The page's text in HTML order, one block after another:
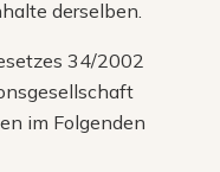
derselben.
34/2002
im Folgenden